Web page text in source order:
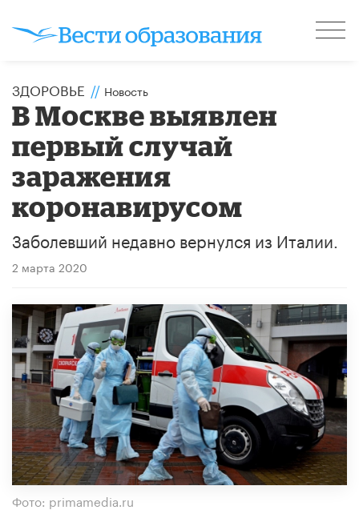
ЗДОРОВЬЕ // Новость
В Москве выявлен
первый случай
заражения
коронавирусом
Заболевший недавно вернулся из Италии.
2 марта 2020
Фото: primamedia.ru